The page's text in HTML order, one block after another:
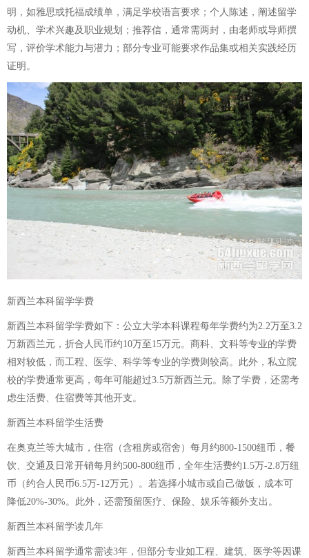
明，如雅思或托福成绩单，满足学校语言要求；个人陈述，阐述留学
动机、学术兴趣及职业规划；推荐信，通常需两封，由老师或导师撰
写，评价学术能力与潜力；部分专业可能要求作品集或相关实践经历
证明。
新西兰本科留学学费
新西兰本科留学学费如下：公立大学本科课程每年学费约为2.2万至3.2
万新西兰元，折合人民币约10万至15万元。商科、文科等专业的学费
相对较低，而工程、医学、科学等专业的学费则较高。此外，私立院
校的学费通常更高，每年可能超过3.5万新西兰元。除了学费，还需考
虑生活费、住宿费等其他开支。
新西兰本科留学生活费
在奥克兰等大城市，住宿（含租房或宿舍）每月约800-1500纽币，餐
饮、交通及日常开销每月约500-800纽币，全年生活费约1.5万-2.8万纽
币（约合人民币6.5万-12万元）。若选择小城市或自己做饭，成本可
降低20%-30%。此外，还需预留医疗、保险、娱乐等额外支出。
新西兰本科留学读几年
新西兰本科留学通常需读3年，但部分专业如工程、建筑、医学等因课